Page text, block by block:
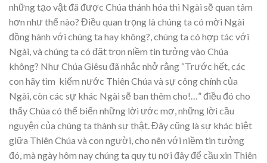
những tạo vật đã được Chúa thánh hóa thì Ngài sẽ quan tâm
hơn như thế nào? Điều quan trọng là chúng ta có mời Ngài
đồng hành với chúng ta hay không?, chúng ta có hợp tác với
Ngài, và chúng ta có đặt trọn niềm tin tưởng vào Chúa
không? Như Chúa Giêsu đã nhắc nhở rằng “Trước hết, các
con hãy tìm kiếm nước Thiên Chúa và sự công chính của
Ngài, còn các sự khác Ngài sẽ ban thêm cho!…” điều đó cho
thấy Chúa có thể biến những lời ước mơ, những lời cầu
nguyện của chúng ta thành sự thật. Đây cũng là sự khác biệt
giữa Thiên Chúa và con người, cho nên với niềm tin tưởng
đó, mà ngày hôm nay chúng ta quy tụ nơi đây để cầu xin Thiên